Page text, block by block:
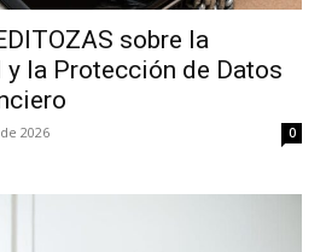
sobre la
la Protección de Datos
2026 0